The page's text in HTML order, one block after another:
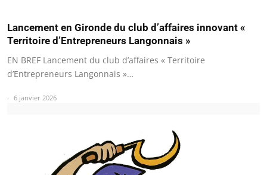
Lancement en Gironde du club d’affaires innovant «
Territoire d’Entrepreneurs Langonnais »
EN BREF Lancement du club d’affaires « Territoire
d’Entrepreneurs Langonnais »…
6 janvier 2026